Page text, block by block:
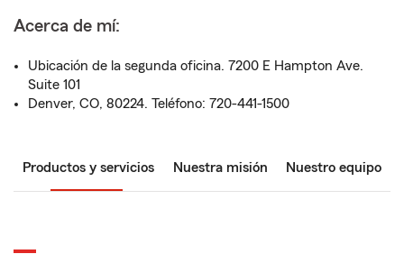
Acerca de mí:
Ubicación de la segunda oficina. 7200 E Hampton Ave.
Suite 101
Denver, CO, 80224. Teléfono: 720-441-1500
Productos y servicios Nuestra misión Nuestro equipo